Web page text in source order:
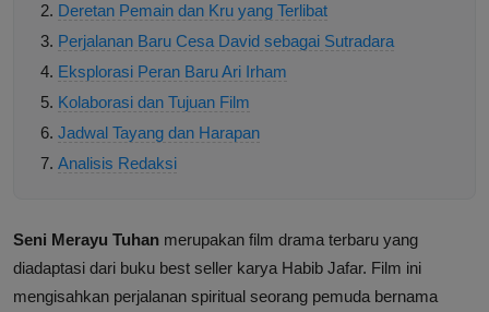
Deretan Pemain dan Kru yang Terlibat
Perjalanan Baru Cesa David sebagai Sutradara
Eksplorasi Peran Baru Ari Irham
Kolaborasi dan Tujuan Film
Jadwal Tayang dan Harapan
Analisis Redaksi
Seni Merayu Tuhan merupakan film drama terbaru yang
diadaptasi dari buku best seller karya Habib Jafar. Film ini
mengisahkan perjalanan spiritual seorang pemuda bernama